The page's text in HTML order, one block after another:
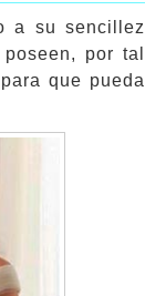
a su sencillez
por tal
que pueda